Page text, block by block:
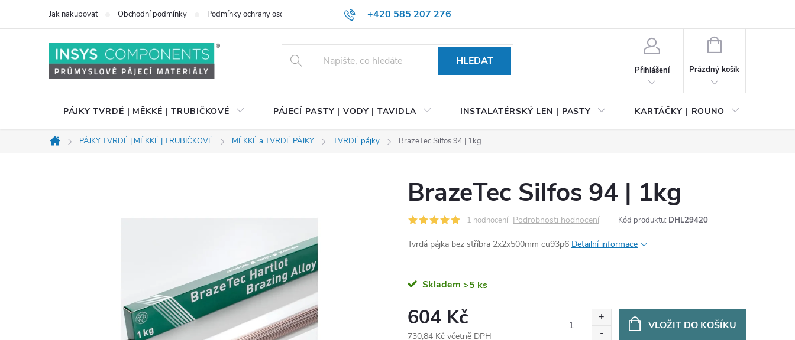
+420 585 207 276
Jak nakupovat Obchodní podmínky Podmínky ochrany osobních údajů
HLEDAT
Přihlášení
NÁKUPNÍ
Prázdný košík
PÁJKY TVRDÉ | MĚKKÉ | TRUBIČKOVÉ PÁJECÍ PASTY | VODY | TAVIDLA INSTALATÉRSKÝ LEN | PASTY KARTÁČKY | ROUNO
Domů
PÁJKY TVRDÉ | MĚKKÉ | TRUBIČKOVÉ MĚKKÉ a TVRDÉ PÁJKY TVRDÉ pájky BrazeTec Silfos 94 | 1kg
BrazeTec Silfos 94 | 1kg
1 hodnocení Podrobnosti hodnocení Kód produktu: DHL29420
Tvrdá pájka bez stříbra 2x2x500mm cu93p6 Detailní informace
Skladem >5 ks
604 Kč
730,84 Kč včetně DPH
VLOŽIT DO KOŠÍKU